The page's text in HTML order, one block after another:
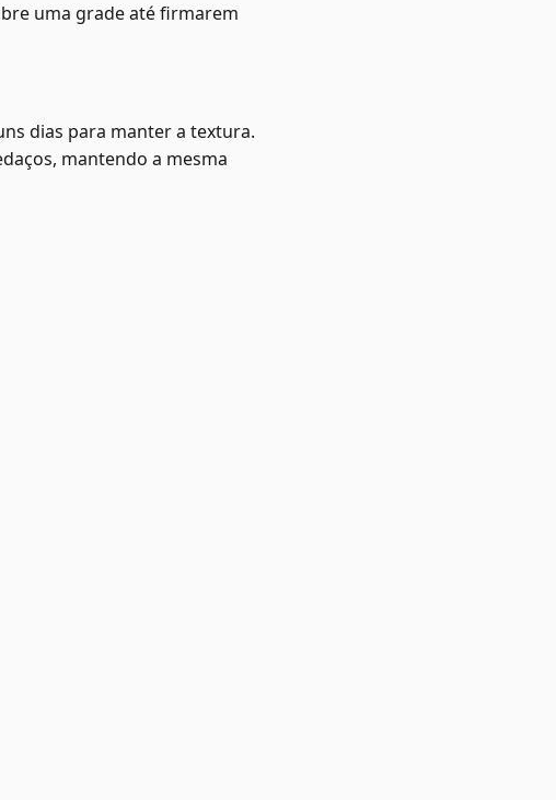
uma grade até firmarem
dias para manter a textura.
mantendo a mesma